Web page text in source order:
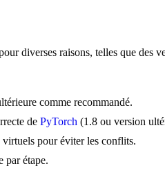
diverses raisons, telles que des
comme recommandé.
de PyTorch (1.8 ou version
pour éviter les conflits.
par étape.